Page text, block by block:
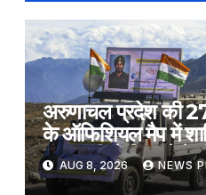
अरुणाचल प्रदेश की
के ऑफिशियल मैप में
चालबाजी से निपटने के
August 8, 2026
AUG 8, 2026 NEWS